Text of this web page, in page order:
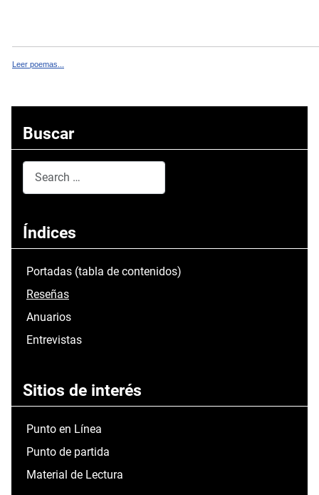
Leer poemas...
Buscar
Índices
Portadas (tabla de contenidos)
Reseñas
Anuarios
Entrevistas
Sitios de interés
Punto en Línea
Punto de partida
Material de Lectura